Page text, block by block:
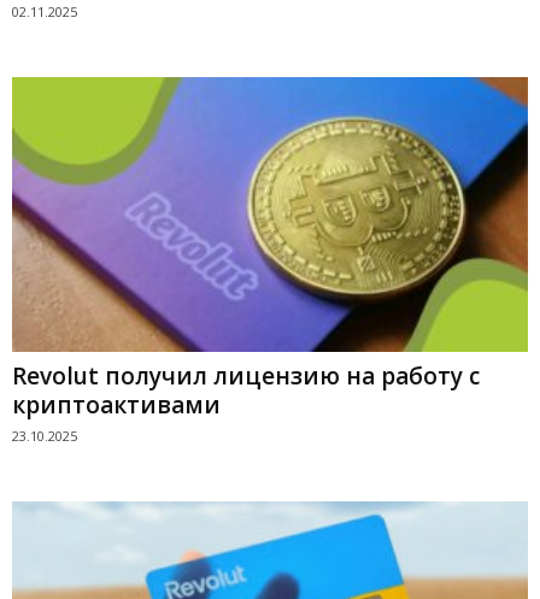
02.11.2025
Revolut получил лицензию на работу с
криптоактивами
23.10.2025